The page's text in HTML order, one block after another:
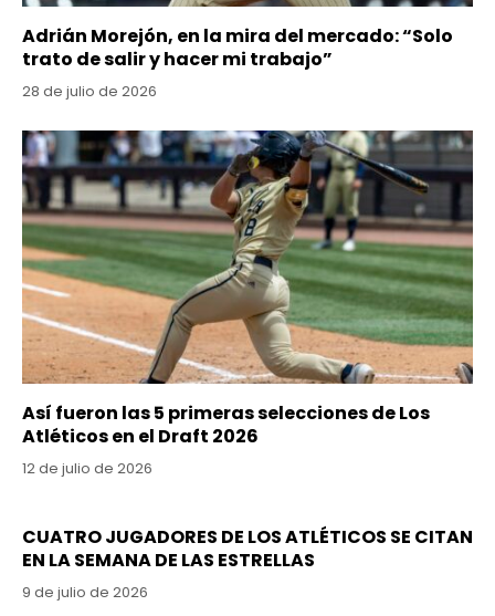
Adrián Morejón, en la mira del mercado: “Solo
trato de salir y hacer mi trabajo”
28 de julio de 2026
Así fueron las 5 primeras selecciones de Los
Atléticos en el Draft 2026
12 de julio de 2026
CUATRO JUGADORES DE LOS ATLÉTICOS SE CITAN
EN LA SEMANA DE LAS ESTRELLAS
9 de julio de 2026